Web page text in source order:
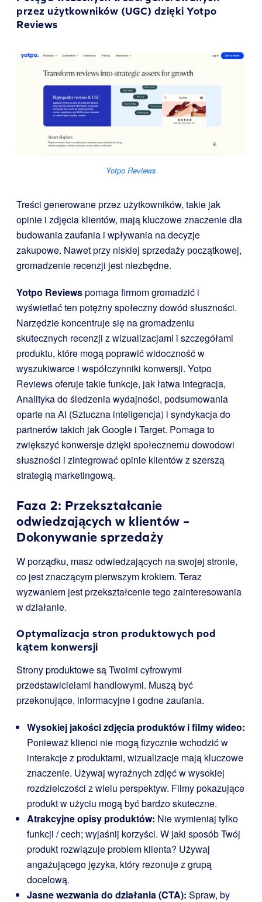
przez użytkowników (UGC) dzięki Yotpo
Reviews
Yotpo Reviews
Treści generowane przez użytkowników, takie jak
opinie i zdjęcia klientów, mają kluczowe znaczenie dla
budowania zaufania i wpływania na decyzje
zakupowe. Nawet przy niskiej sprzedaży początkowej,
gromadzenie recenzji jest niezbędne.
Yotpo Reviewspomaga firmom gromadzić i
wyświetlać ten potężny społeczny dowód słuszności.
Narzędzie koncentruje się na gromadzeniu
skutecznych recenzji z wizualizacjami i szczegółami
produktu, które mogą poprawić widoczność w
wyszukiwarce i współczynniki konwersji. Yotpo
Reviews oferuje takie funkcje, jak łatwa integracja,
Analityka do śledzenia wydajności, podsumowania
oparte na AI (Sztuczna inteligencja) i syndykacja do
partnerów takich jak Google i Target. Pomaga to
zwiększyć konwersje dzięki społecznemu dowodowi
słuszności i zintegrować opinie klientów z szerszą
strategią marketingową.
Faza 2: Przekształcanie
odwiedzających w klientów –
Dokonywanie sprzedaży
W porządku, masz odwiedzających na swojej stronie,
co jest znaczącym pierwszym krokiem. Teraz
wyzwaniem jest przekształcenie tego zainteresowania
w działanie.
Optymalizacja stron produktowych pod
kątem konwersji
Strony produktowe są Twoimi cyfrowymi
przedstawicielami handlowymi. Muszą być
przekonujące, informacyjne i godne zaufania.
Wysokiej jakości zdjęcia produktów i filmy wideo:
Ponieważ klienci nie mogą fizycznie wchodzić w
interakcje z produktami, wizualizacje mają kluczowe
znaczenie. Używaj wyraźnych zdjęć w wysokiej
rozdzielczości z wielu perspektyw. Filmy pokazujące
produkt w użyciu mogą być bardzo skuteczne.
Atrakcyjne opisy produktów: Nie wymieniaj tylko
funkcji / cech; wyjaśnij korzyści. W jaki sposób Twój
produkt rozwiązuje problem klienta? Używaj
angażującego języka, który rezonuje z grupą
docelową.
Jasne wezwania do działania (CTA): Spraw, by